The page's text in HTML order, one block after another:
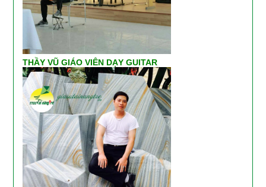
THẦY VŨ GIÁO VIÊN DẠY GUITAR